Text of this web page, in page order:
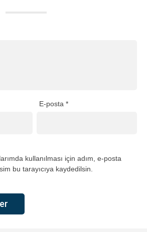
E-posta*
kullanılması için adım, e-posta
bu tarayıcıya kaydedilsin.